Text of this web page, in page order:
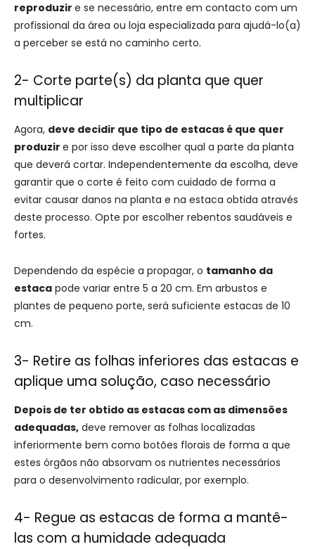
reproduzir e se necessário, entre em contacto com um
profissional da área ou loja especializada para ajudá-lo(a)
a perceber se está no caminho certo.
2- Corte parte(s) da planta que quer
multiplicar
Agora, deve decidir que tipo de estacas é que quer
produzir e por isso deve escolher qual a parte da planta
que deverá cortar. Independentemente da escolha, deve
garantir que o corte é feito com cuidado de forma a
evitar causar danos na planta e na estaca obtida através
deste processo. Opte por escolher rebentos saudáveis e
fortes.
Dependendo da espécie a propagar, o tamanho da
estaca pode variar entre 5 a 20 cm. Em arbustos e
plantes de pequeno porte, será suficiente estacas de 10
cm.
3- Retire as folhas inferiores das estacas e
aplique uma solução, caso necessário
Depois de ter obtido as estacas com as dimensões
adequadas, deve remover as folhas localizadas
inferiormente bem como botões florais de forma a que
estes órgãos não absorvam os nutrientes necessários
para o desenvolvimento radicular, por exemplo.
4- Regue as estacas de forma a mantê-
las com a humidade adequada